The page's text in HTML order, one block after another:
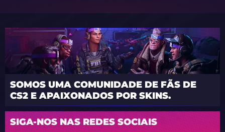
SOMOS UMA COMUNIDADE DE FÃS DE
CS2 E APAIXONADOS POR SKINS.
SIGA-NOS NAS REDES SOCIAIS